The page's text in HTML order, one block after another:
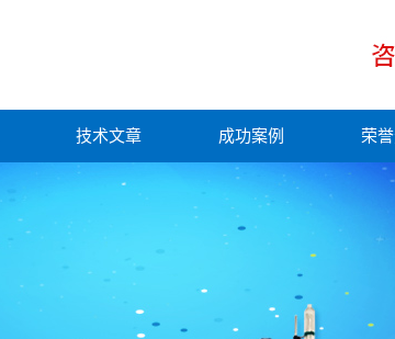
技术文章 成功案例 荣